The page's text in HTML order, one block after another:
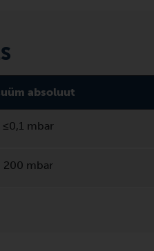
absoluut
≤0,1 mbar
200 mbar